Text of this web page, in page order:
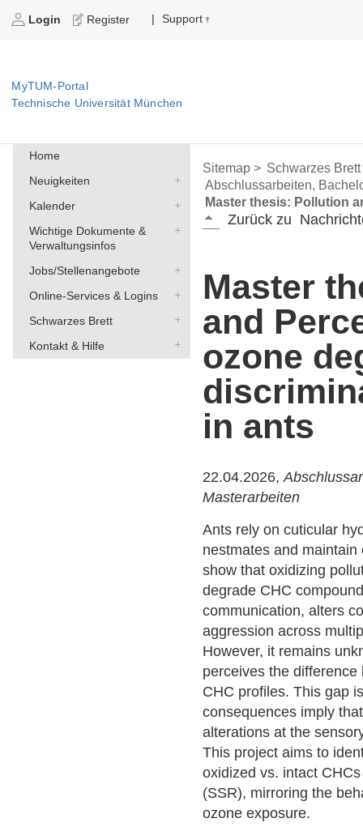
Login Register | Support
MyTUM-Portal
Technische Universität München
Home
Neuigkeiten
Kalender
Wichtige Dokumente &
Verwaltungsinfos
Jobs/Stellenangebote
Online-Services & Logins
Schwarzes Brett
Kontakt & Hilfe
Sitemap > Schwarzes Brett
Abschlussarbeiten,
Master thesis: Pollution
Zurück zu
Master
and
ozone
in ants
22.04.2026,
Masterarbeiten
Ants rely on cuticular
nestmates and
show that oxidizing
degrade CHC
communication, alters
aggression across
However, it remains
perceives the
CHC profiles. This gap
consequences imply
alterations at the
This project aims to
oxidized vs. intact
(SSR), mirroring the
ozone exposure.